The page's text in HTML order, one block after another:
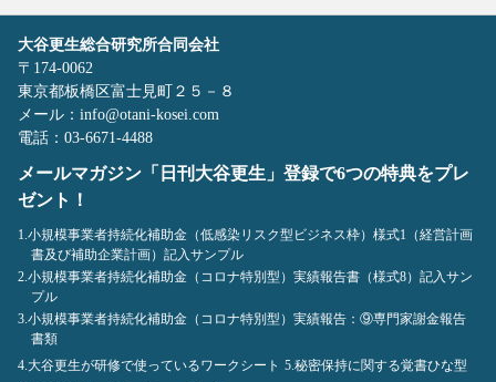
大谷更生総合研究所合同会社
〒174-0062
東京都板橋区富士見町２５－８
メール：info@otani-kosei.com
電話：03-6671-4488
メールマガジン「日刊大谷更生」登録で6つの特典をプレ
ゼント！
1.小規模事業者持続化補助金（低感染リスク型ビジネス枠）様式1（経営計画
書及び補助企業計画）記入サンプル
2.小規模事業者持続化補助金（コロナ特別型）実績報告書（様式8）記入サン
プル
3.小規模事業者持続化補助金（コロナ特別型）実績報告：⑨専門家謝金報告
書類
4.大谷更生が研修で使っているワークシート 5.秘密保持に関する覚書ひな型